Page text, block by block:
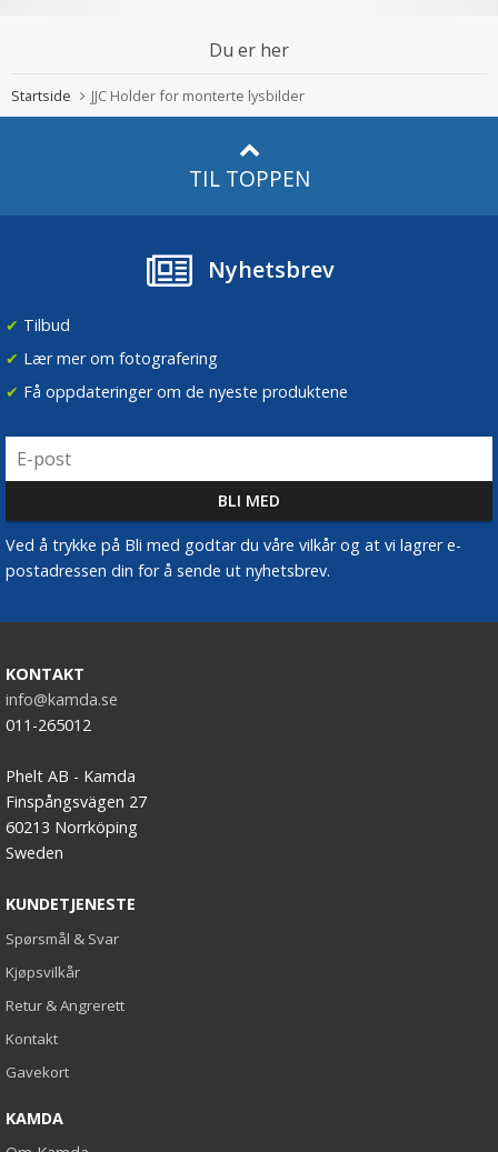
Du er her
Startside JJC Holder for monterte lysbilder
TIL TOPPEN
Nyhetsbrev
✔ Tilbud
✔ Lær mer om fotografering
✔ Få oppdateringer om de nyeste produktene
Ved å trykke på Bli med godtar du våre vilkår og at vi lagrer e-
postadressen din for å sende ut nyhetsbrev.
KONTAKT
info@kamda.se
011-265012
Phelt AB - Kamda
Finspångsvägen 27
60213 Norrköping
Sweden
KUNDETJENESTE
Spørsmål & Svar
Kjøpsvilkår
Retur & Angrerett
Kontakt
Gavekort
KAMDA